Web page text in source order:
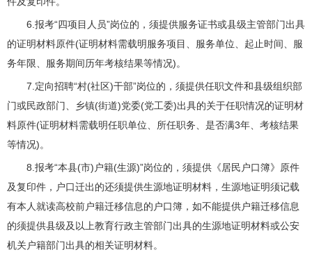
6.报考“四项目人员”岗位的，须提供服务证书或县级主管部门出具
的证明材料原件(证明材料需载明服务项目、服务单位、起止时间、服
务年限、服务期间历年考核结果等情况)。
7.定向招聘“村(社区)干部”岗位的，须提供任职文件和县级组织部
门或民政部门、乡镇(街道)党委(党工委)出具的关于任职情况的证明材
料原件(证明材料需载明任职单位、所任职务、是否满3年、考核结果
等情况)。
8.报考“本县(市)户籍(生源)”岗位的，须提供《居民户口簿》原件
及复印件，户口迁出的还须提供生源地证明材料，生源地证明须记载
有本人就读高校前户籍迁移信息的户口簿，如不能提供户籍迁移信息
的须提供县级及以上教育行政主管部门出具的生源地证明材料或公安
机关户籍部门出具的相关证明材料。